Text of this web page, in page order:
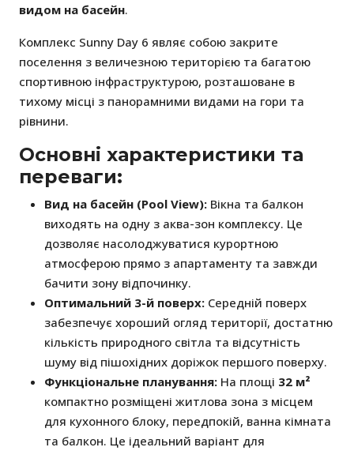
видом на басейн.
Комплекс Sunny Day 6 являє собою закрите
поселення з величезною територією та багатою
спортивною інфраструктурою, розташоване в
тихому місці з панорамними видами на гори та
рівнини.
Основні характеристики та
переваги:
Вид на басейн (Pool View): Вікна та балкон
виходять на одну з аква-зон комплексу. Це
дозволяє насолоджуватися курортною
атмосферою прямо з апартаменту та завжди
бачити зону відпочинку.
Оптимальний 3-й поверх: Середній поверх
забезпечує хороший огляд території, достатню
кількість природного світла та відсутність
шуму від пішохідних доріжок першого поверху.
Функціональне планування: На площі 32 м²
компактно розміщені житлова зона з місцем
для кухонного блоку, передпокій, ванна кімната
та балкон. Це ідеальний варіант для